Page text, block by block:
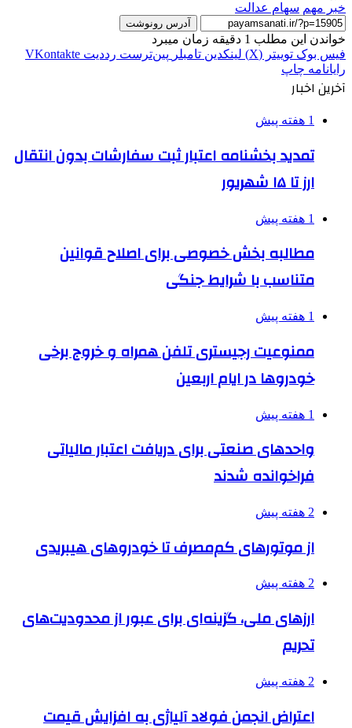
خبر مهم سهام عدالت
آدرس رونوشت
خواندن این مطلب 1 دقیقه زمان میبرد
فیس بوک توییتر (X) لینکدین ‫تامبلر ‫پین‌ترست ‫رددیت ‫VKontakte
رایانامه چاپ
آخرین اخبار
1 هفته پیش
تمدید بخشنامه اعتبار ثبت سفارشات بدون انتقال
ارز تا ۱۵ شهریور
1 هفته پیش
مطالبه بخش خصوصی برای اصلاح قوانین
متناسب با شرایط جنگی
1 هفته پیش
ممنوعیت رجیستری تلفن همراه و خروج برخی
خودروها در ایام اربعین
1 هفته پیش
واحدهای صنعتی برای دریافت اعتبار مالیاتی
فراخوانده شدند
2 هفته پیش
از موتورهای کم‌مصرف تا خودروهای هیبریدی
2 هفته پیش
ارزهای ملی، گزینه‌ای برای عبور از محدودیت‌های
تحریم
2 هفته پیش
اعتراض انجمن فولاد آلیاژی به افزایش قیمت